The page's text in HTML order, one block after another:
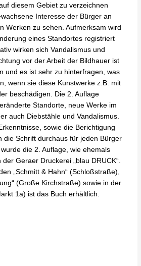
diesem Gebiet zu verzeichnen
Interesse der Bürger an
Werken zu sehen. Aufmerksam wird
eines Standortes registriert
wirken sich Vandalismus und
vor der Arbeit der Bildhauer ist
und es ist sehr zu hinterfragen, was
wenn sie diese Kunstwerke z.B. mit
beschädigen. Die 2. Auflage
Standorte, neue Werke im
auch Diebstähle und Vandalismus.
sowie die Berichtigung
die Schrift durchaus für jeden Bürger
die 2. Auflage, wie ehemals
Geraer Druckerei „blau DRUCK“.
„Schmitt & Hahn“ (Schloßstraße),
(Große Kirchstraße) sowie in der
1a) ist das Buch erhältlich.